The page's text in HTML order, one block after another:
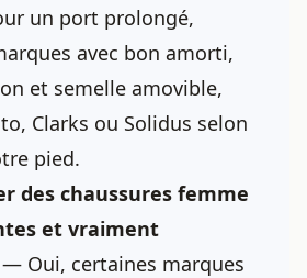
un port prolongé,
avec bon amorti,
et semelle amovible,
Clarks ou Solidus selon
pied.
des chaussures femme
et vraiment
— Oui, certaines marques